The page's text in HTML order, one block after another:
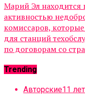
Марий Эл находится
активностью
комиссаров,
для станций
по договорам со
Trending
Авторские11